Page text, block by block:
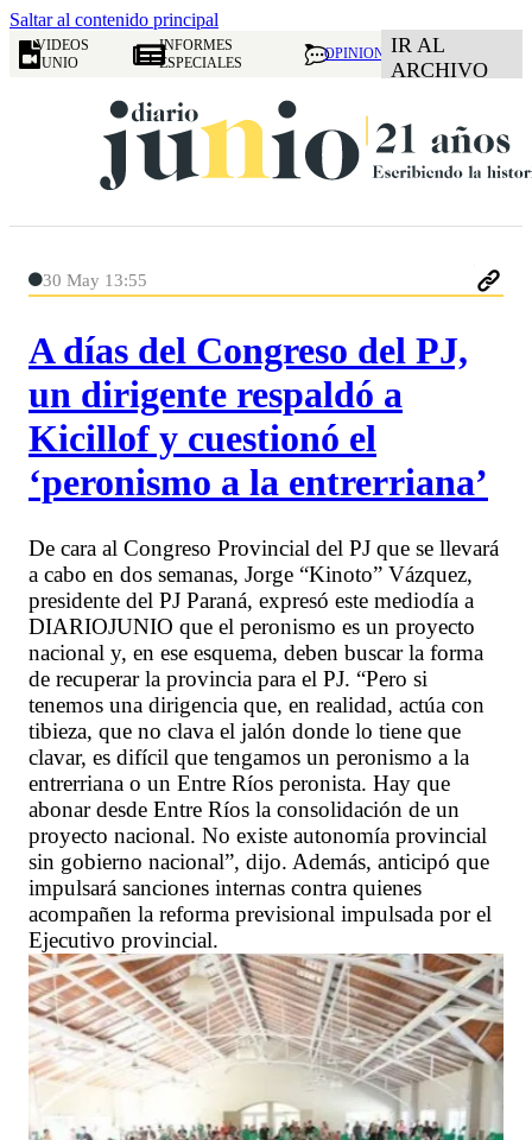
Saltar al contenido principal
VIDEOS
JUNIO
INFORMES
ESPECIALES
OPINION IR AL
ARCHIVO
30 May 13:55
A días del Congreso del PJ,
un dirigente respaldó a
Kicillof y cuestionó el
‘peronismo a la entrerriana’
De cara al Congreso Provincial del PJ que se llevará
a cabo en dos semanas, Jorge “Kinoto” Vázquez,
presidente del PJ Paraná, expresó este mediodía a
DIARIOJUNIO que el peronismo es un proyecto
nacional y, en ese esquema, deben buscar la forma
de recuperar la provincia para el PJ. “Pero si
tenemos una dirigencia que, en realidad, actúa con
tibieza, que no clava el jalón donde lo tiene que
clavar, es difícil que tengamos un peronismo a la
entrerriana o un Entre Ríos peronista. Hay que
abonar desde Entre Ríos la consolidación de un
proyecto nacional. No existe autonomía provincial
sin gobierno nacional”, dijo. Además, anticipó que
impulsará sanciones internas contra quienes
acompañen la reforma previsional impulsada por el
Ejecutivo provincial.